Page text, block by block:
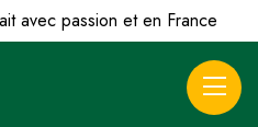
avec passion et en France